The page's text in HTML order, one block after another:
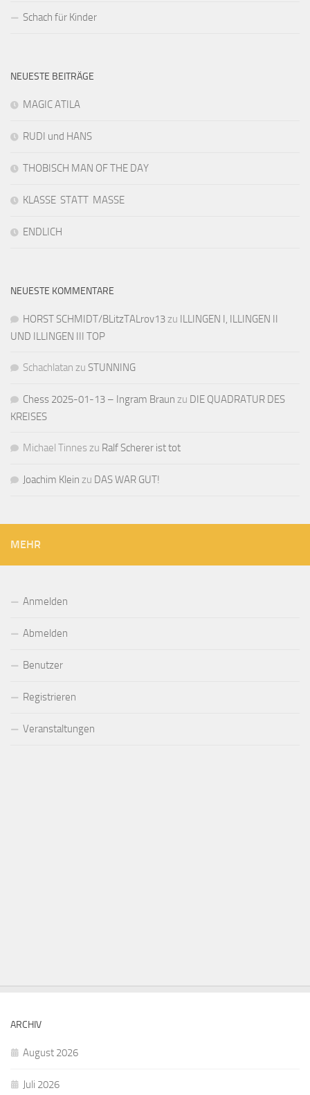
Schach für Kinder
NEUESTE BEITRÄGE
MAGIC ATILA
RUDI und HANS
THOBISCH MAN OF THE DAY
KLASSE STATT MASSE
ENDLICH
NEUESTE KOMMENTARE
HORST SCHMIDT/BLitzTALrov13zu ILLINGEN I, ILLINGEN II
UND ILLINGEN III TOP
Schachlatan zu STUNNING
Chess 2025-01-13 – Ingram Braun zu DIE QUADRATUR DES
KREISES
Michael Tinnes zu Ralf Scherer ist tot
Joachim Klein zu DAS WAR GUT!
MEHR
Anmelden
Abmelden
Benutzer
Registrieren
Veranstaltungen
ARCHIV
August 2026
Juli 2026